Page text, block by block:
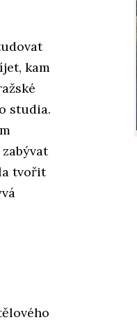
kam
studia.
tvořit